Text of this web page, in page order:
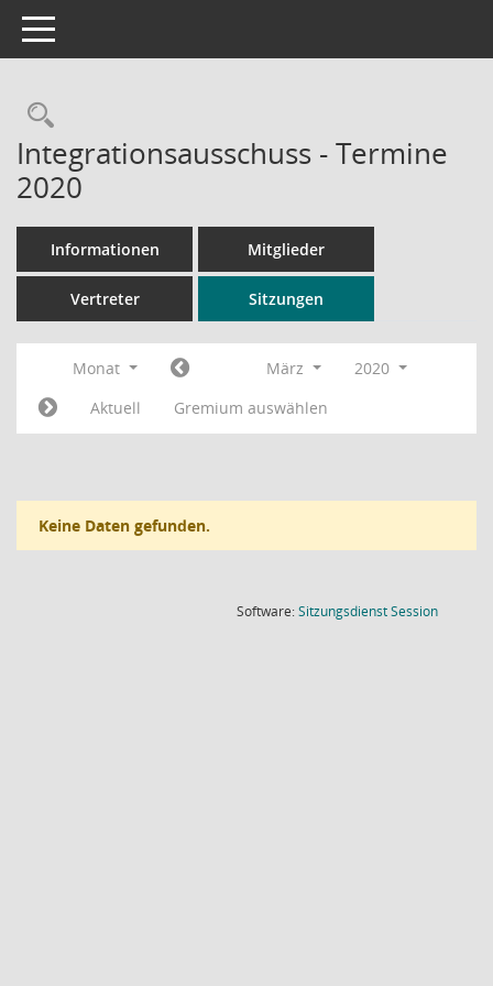
Toggle navigation
Rechercheauswahl
Integrationsausschuss - Termine
2020
Informationen Mitglieder
Vertreter Sitzungen
Monat März
2020
Aktuell
Gremium auswählen
Keine Daten gefunden.
Software:SitzungsdienstSession(Wird in